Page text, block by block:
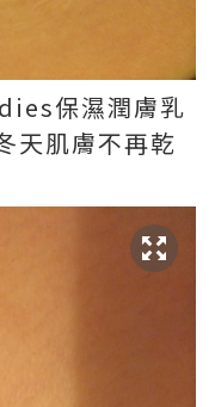
保濕潤膚乳
天肌膚不再乾